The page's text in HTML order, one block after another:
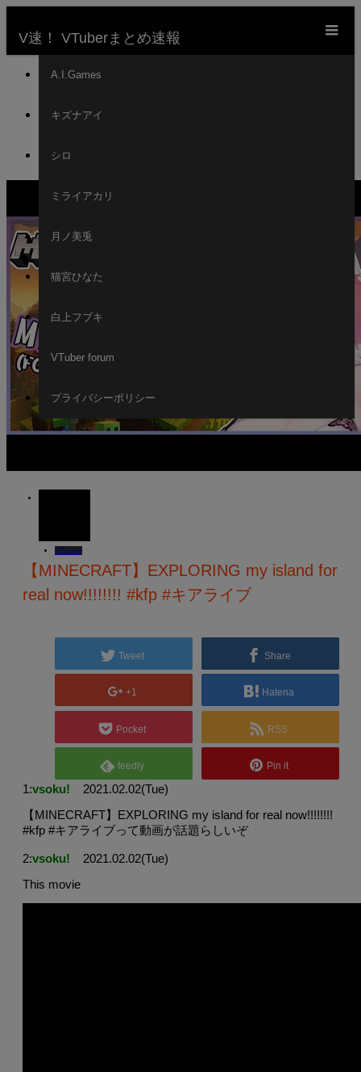
V速！ VTuberまとめ速報
A.I.Games
キズナアイ
シロ
ミライアカリ
月ノ美兎
猫宮ひなた
白上フブキ
VTuber forum
プライバシーポリシー
VTuber
now!!!!!!!! #kfp #キアライブ
VTuber
【MINECRAFT】EXPLORING my island for
real now!!!!!!!! #kfp #キアライブ
Tweet Share
+1 Hatena
Pocket RSS
feedly Pin it
1:vsoku!
2021.02.02(Tue)
【MINECRAFT】EXPLORING my island for real now!!!!!!!!
#kfp #キアライブって動画が話題らしいぞ
2:vsoku!
2021.02.02(Tue)
This movie